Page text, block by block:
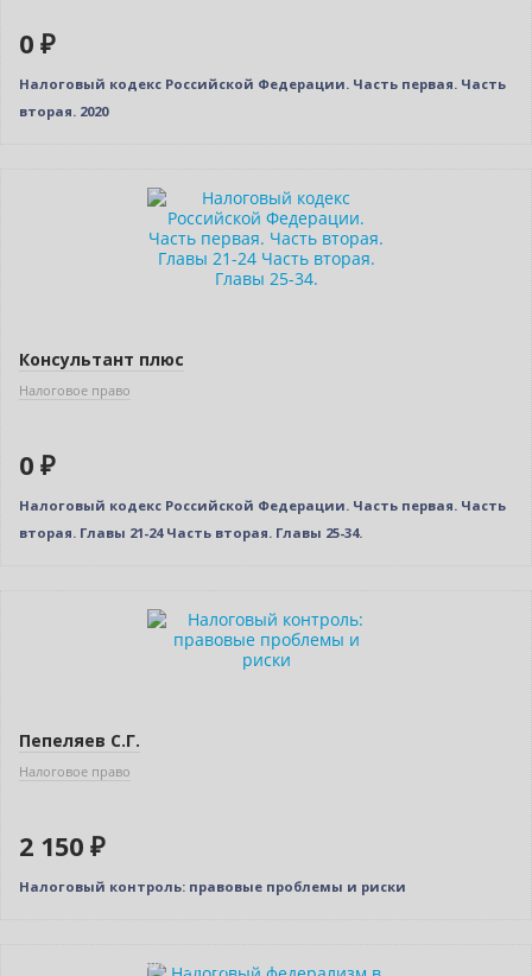
0 ₽
Налоговый кодекс Российской Федерации. Часть первая. Часть
вторая. 2020
Консультант плюс
Налоговое право
0 ₽
Налоговый кодекс Российской Федерации. Часть первая. Часть
вторая. Главы 21-24 Часть вторая. Главы 25-34.
Пепеляев С.Г.
Налоговое право
2 150 ₽
Налоговый контроль: правовые проблемы и риски
Индивидуальный подход